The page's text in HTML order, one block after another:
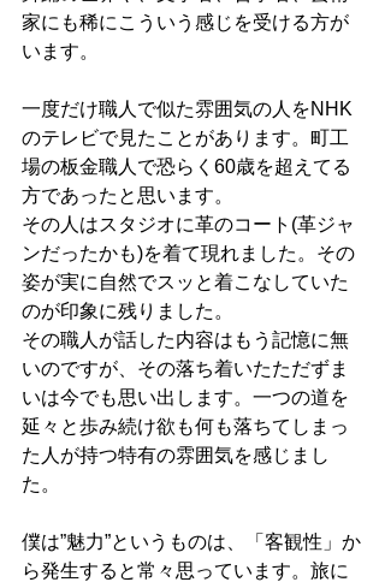
家にも稀にこういう感じを受ける方が
います。
一度だけ職人で似た雰囲気の人をNHK
のテレビで見たことがあります。町工
場の板金職人で恐らく60歳を超えてる
方であったと思います。
その人はスタジオに革のコート(革ジャ
ンだったかも)を着て現れました。その
姿が実に自然でスッと着こなしていた
のが印象に残りました。
その職人が話した内容はもう記憶に無
いのですが、その落ち着いたただずま
いは今でも思い出します。一つの道を
延々と歩み続け欲も何も落ちてしまっ
た人が持つ特有の雰囲気を感じまし
た。
僕は”魅力”というものは、「客観性」か
ら発生すると常々思っています。旅に